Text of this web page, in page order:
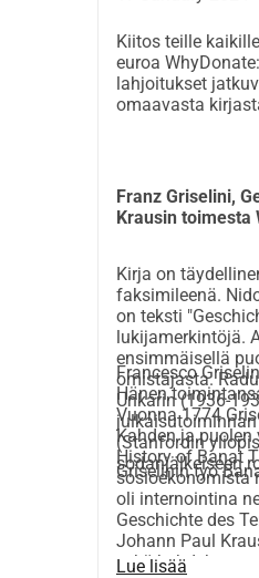
Kiitos teille
euroa
lahjoitukset
omaavasta
Franz Griselini,
Krausin toimesta
Kirja on
faksimileenä.
on teksti
lukijamerkintöjä.
ensimmäisellä
omistajasta.
Unkarin (1936-
(Stanfordin
sodanjälkeiseen
Francesco
Hänen
Vuonna 1774
Kahden ja
History of Banat
sosioekonomista
oli internointina
Geschichte des
Johann Paul
sekä kahdeksan
Griselinin työ
Lue lisää